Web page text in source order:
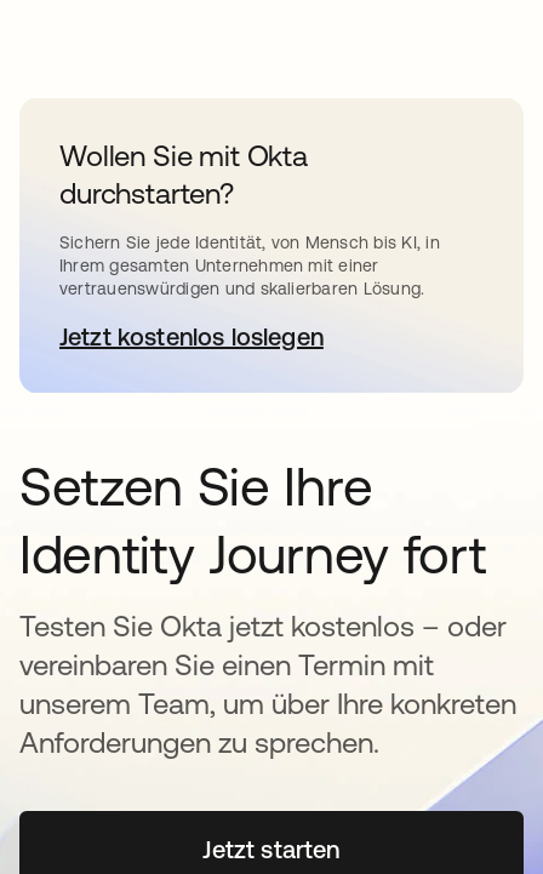
Wollen Sie mit Okta
durchstarten?
Sichern Sie jede Identität, von Mensch bis KI, in
Ihrem gesamten Unternehmen mit einer
vertrauenswürdigen und skalierbaren Lösung.
Jetzt kostenlos loslegen
wird in einer neuen
Setzen Sie Ihre
Identity Journey fort
Testen Sie Okta jetzt kostenlos – oder
vereinbaren Sie einen Termin mit
unserem Team, um über Ihre konkreten
Anforderungen zu sprechen.
Jetzt startenwird in einer neuen